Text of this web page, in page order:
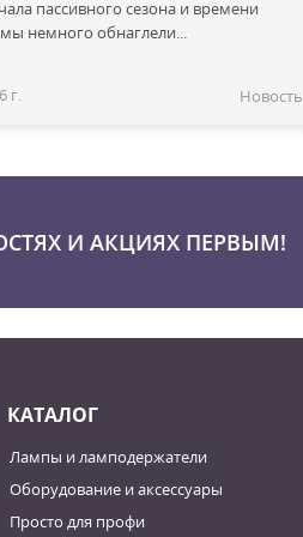
пассивного сезона и времени
немного обнаглели...
г. Новость
И АКЦИЯХ ПЕРВЫМ!
КАТАЛОГ
Лампы и ламподержатели
Оборудование и аксессуары
Просто для профи